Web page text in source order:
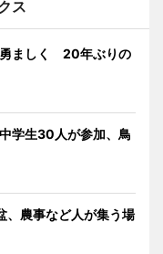
ス
勇ましく 20年ぶりの
学生30人が参加、鳥
、農事など人が集う場